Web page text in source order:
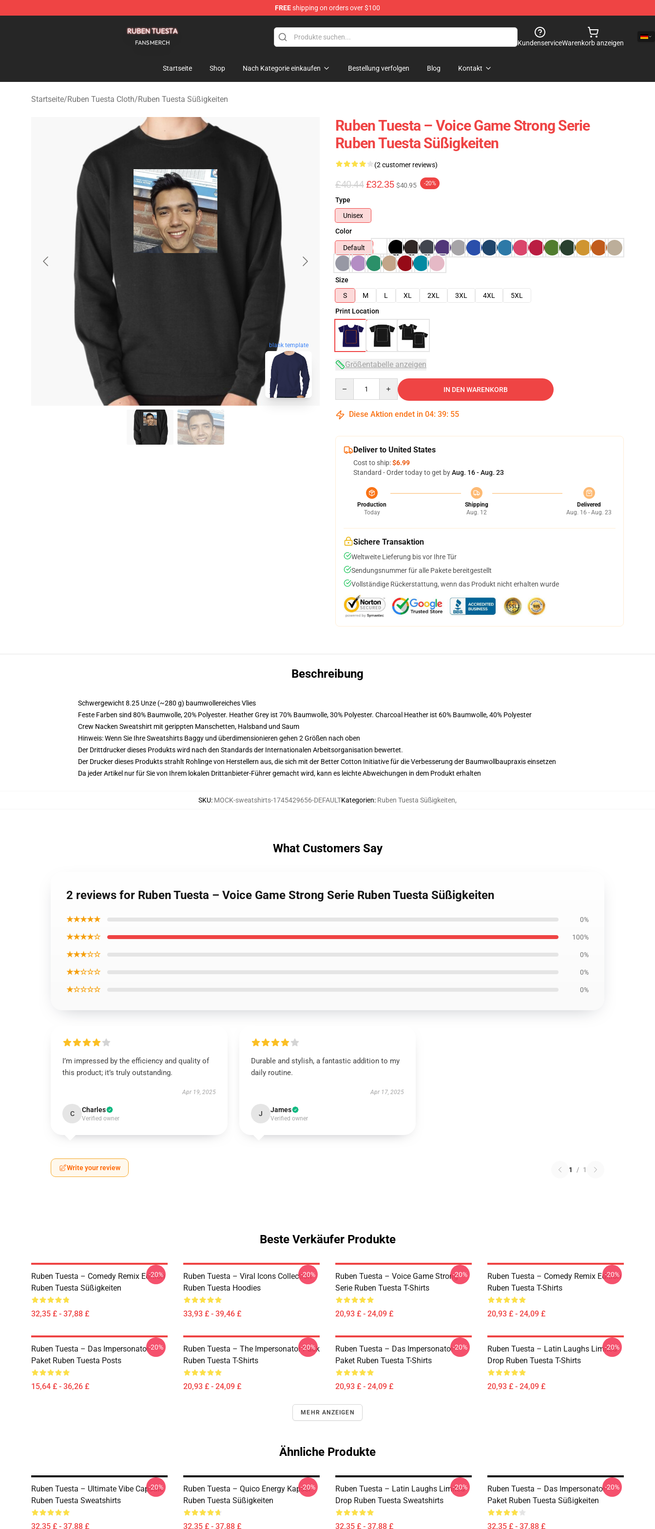
FREEshipping on orders over $100
KundenserviceWarenkorb anzeigen
Startseite Shop Nach Kategorie einkaufen Bestellung verfolgen Blog Kontakt
Startseite/Ruben Tuesta Cloth/Ruben Tuesta Süßigkeiten
blank template
Ruben Tuesta – Voice Game Strong Serie
Ruben Tuesta Süßigkeiten
(2 customer reviews)
£40.44 £32.35 $40.95 -20%
Type
Unisex
Color
Default
Size
S
M L XL 2XL 3XL 4XL
5XL
Print Location
Größentabelle anzeigen
IN DEN WARENKORB
Diese Aktion endet in 04: 39: 54
Deliver to United States
Cost to ship:$6.99
Standard - Order today to get byAug. 16 - Aug. 23
Production
Today
Shipping
Aug. 12
Delivered
Aug. 16 - Aug. 23
Sichere Transaktion
Weltweite Lieferung bis vor Ihre Tür
Sendungsnummer für alle Pakete bereitgestellt
Vollständige Rückerstattung, wenn das Produkt nicht erhalten wurde
Beschreibung
Schwergewicht 8.25 Unze (~280 g) baumwollereiches Vlies
Feste Farben sind 80% Baumwolle, 20% Polyester. Heather Grey ist 70% Baumwolle, 30% Polyester. Charcoal Heather ist 60% Baumwolle, 40% Polyester
Crew Nacken Sweatshirt mit gerippten Manschetten, Halsband und Saum
Hinweis: Wenn Sie Ihre Sweatshirts Baggy und überdimensionieren gehen 2 Größen nach oben
Der Drittdrucker dieses Produkts wird nach den Standards der Internationalen Arbeitsorganisation bewertet.
Der Drucker dieses Produkts strahlt Rohlinge von Herstellern aus, die sich mit der Better Cotton Initiative für die Verbesserung der Baumwollbaupraxis einsetzen
Da jeder Artikel nur für Sie von Ihrem lokalen Drittanbieter-Führer gemacht wird, kann es leichte Abweichungen in dem Produkt erhalten
SKU: MOCK-sweatshirts-1745429656-DEFAULTKategorien: Ruben Tuesta Süßigkeiten,
What Customers Say
2 reviews for Ruben Tuesta – Voice Game Strong Serie Ruben Tuesta Süßigkeiten
★★★★★ 0%
★★★★☆ 100%
★★★☆☆ 0%
★★☆☆☆ 0%
★☆☆☆☆ 0%
I’m impressed by the efficiency and quality of
this product; it’s truly outstanding.
Apr 19, 2025
C Charles
Verified owner
Durable and stylish, a fantastic addition to my
daily routine.
Apr 17, 2025
J James
Verified owner
Write your review 1 / 1
Beste Verkäufer Produkte
Ruben Tuesta – Comedy Remix Edition
Ruben Tuesta Süßigkeiten
32,35 £ - 37,88 £
-20%
Ruben Tuesta – Viral Icons Collection
Ruben Tuesta Hoodies
33,93 £ - 39,46 £
-20%
Ruben Tuesta – Voice Game Strong
Serie Ruben Tuesta T-Shirts
20,93 £ - 24,09 £
-20%
Ruben Tuesta – Comedy Remix Edition
Ruben Tuesta T-Shirts
20,93 £ - 24,09 £
-20%
Ruben Tuesta – Das Impersonator-
Paket Ruben Tuesta Posts
15,64 £ - 36,26 £
-20%
Ruben Tuesta – The Impersonator Pack
Ruben Tuesta T-Shirts
20,93 £ - 24,09 £
-20%
Ruben Tuesta – Das Impersonator-
Paket Ruben Tuesta T-Shirts
20,93 £ - 24,09 £
-20%
Ruben Tuesta – Latin Laughs Limited
Drop Ruben Tuesta T-Shirts
20,93 £ - 24,09 £
-20%
MEHR ANZEIGEN
Ähnliche Produkte
Ruben Tuesta – Ultimate Vibe Capsule
Ruben Tuesta Sweatshirts
32,35 £ - 37,88 £
-20%
Ruben Tuesta – Quico Energy Kapsel
Ruben Tuesta Süßigkeiten
32,35 £ - 37,88 £
-20%
Ruben Tuesta – Latin Laughs Limited
Drop Ruben Tuesta Sweatshirts
32,35 £ - 37,88 £
-20%
Ruben Tuesta – Das Impersonator-
Paket Ruben Tuesta Süßigkeiten
32,35 £ - 37,88 £
-20%